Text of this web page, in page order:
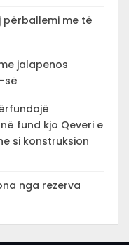
përballemi me të
jalapenos
së
fund kjo Qeveri e
si konstruksion
nga rezerva